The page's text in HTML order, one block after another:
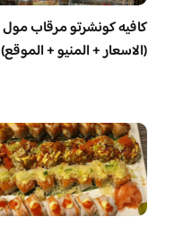
كافيه كونشرتو مرقاب مول
(الاسعار + المنيو + الموقع)